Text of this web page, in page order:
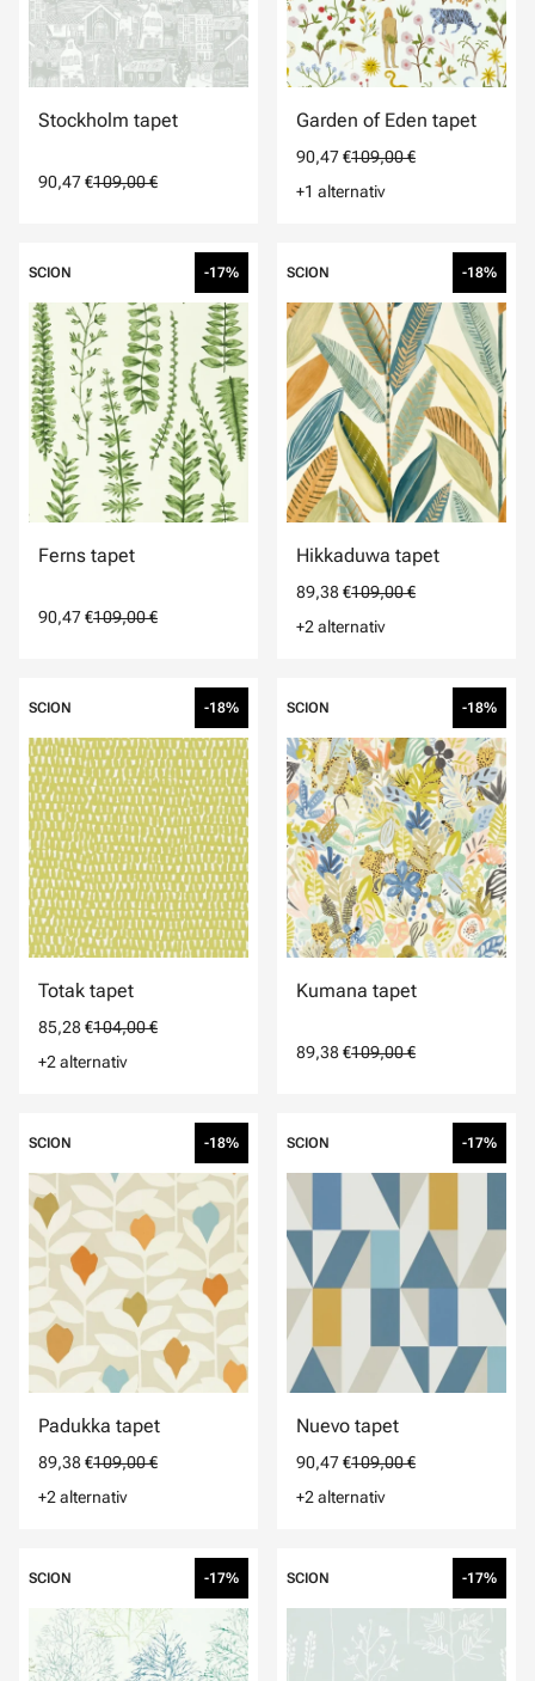
Stockholm tapet
90,47 €109,00 €
Garden of Eden tapet
90,47 €109,00 €
+1 alternativ
SCION -17%
Ferns tapet
90,47 €109,00 €
SCION -18%
Hikkaduwa tapet
89,38 €109,00 €
+2 alternativ
SCION -18%
Totak tapet
85,28 €104,00 €
+2 alternativ
SCION -18%
Kumana tapet
89,38 €109,00 €
SCION -18%
Padukka tapet
89,38 €109,00 €
+2 alternativ
SCION -17%
Nuevo tapet
90,47 €109,00 €
+2 alternativ
SCION -17% SCION -17%